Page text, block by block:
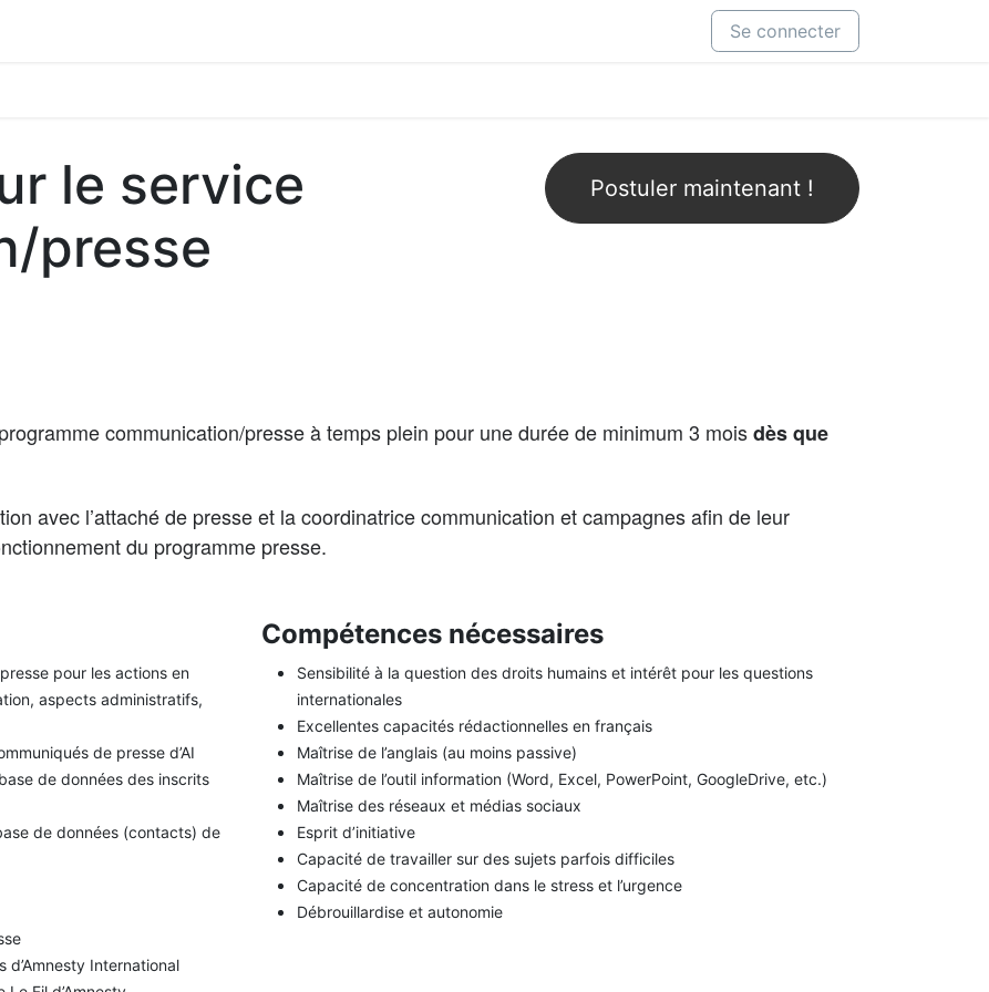
Se connecter
Postuler maintenant !
le service
presse
communication/presse à temps plein pour une durée de minimum 3 moisdès que
avec l’attaché de presse et la coordinatrice communication et campagnes afin de leur
du programme presse.
pour les actions en
aspects administratifs,
de presse d’AI
de données des inscrits
de données (contacts) de
International
Compétences nécessaires
Sensibilité à la question des droits humains et intérêt pour les questions
internationales
Excellentes capacités rédactionnelles en français
Maîtrise de l’anglais (au moins passive)
Maîtrise de l’outil information (Word, Excel, PowerPoint, GoogleDrive, etc.)
Maîtrise des réseaux et médias sociaux
Esprit d’initiative
Capacité de travailler sur des sujets parfois difficiles
Capacité de concentration dans le stress et l’urgence
Débrouillardise et autonomie